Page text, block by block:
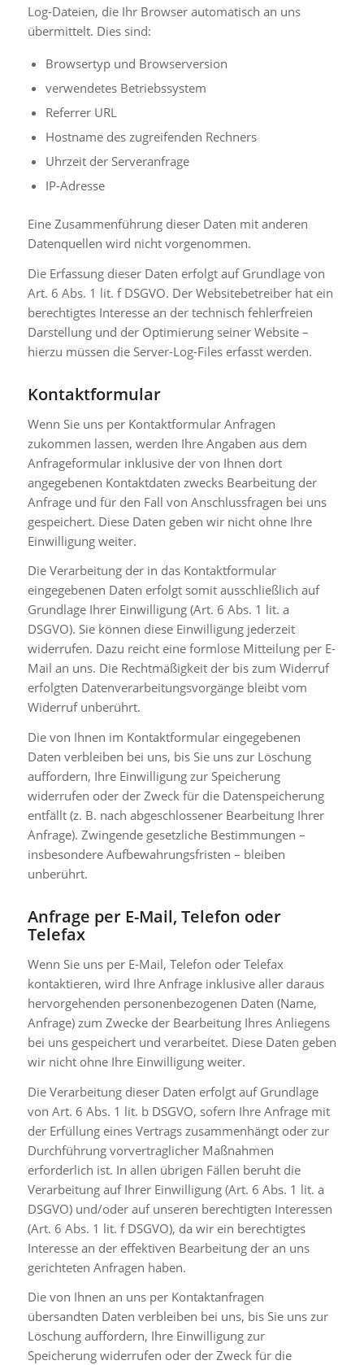
Log-Dateien, die Ihr Browser automatisch an uns
übermittelt. Dies sind:
Browsertyp und Browserversion
verwendetes Betriebssystem
Referrer URL
Hostname des zugreifenden Rechners
Uhrzeit der Serveranfrage
IP-Adresse
Eine Zusammenführung dieser Daten mit anderen
Datenquellen wird nicht vorgenommen.
Die Erfassung dieser Daten erfolgt auf Grundlage von
Art. 6 Abs. 1 lit. f DSGVO. Der Websitebetreiber hat ein
berechtigtes Interesse an der technisch fehlerfreien
Darstellung und der Optimierung seiner Website –
hierzu müssen die Server-Log-Files erfasst werden.
Kontaktformular
Wenn Sie uns per Kontaktformular Anfragen
zukommen lassen, werden Ihre Angaben aus dem
Anfrageformular inklusive der von Ihnen dort
angegebenen Kontaktdaten zwecks Bearbeitung der
Anfrage und für den Fall von Anschlussfragen bei uns
gespeichert. Diese Daten geben wir nicht ohne Ihre
Einwilligung weiter.
Die Verarbeitung der in das Kontaktformular
eingegebenen Daten erfolgt somit ausschließlich auf
Grundlage Ihrer Einwilligung (Art. 6 Abs. 1 lit. a
DSGVO). Sie können diese Einwilligung jederzeit
widerrufen. Dazu reicht eine formlose Mitteilung per E-
Mail an uns. Die Rechtmäßigkeit der bis zum Widerruf
erfolgten Datenverarbeitungsvorgänge bleibt vom
Widerruf unberührt.
Die von Ihnen im Kontaktformular eingegebenen
Daten verbleiben bei uns, bis Sie uns zur Löschung
auffordern, Ihre Einwilligung zur Speicherung
widerrufen oder der Zweck für die Datenspeicherung
entfällt (z. B. nach abgeschlossener Bearbeitung Ihrer
Anfrage). Zwingende gesetzliche Bestimmungen –
insbesondere Aufbewahrungsfristen – bleiben
unberührt.
Anfrage per E-Mail, Telefon oder
Telefax
Wenn Sie uns per E-Mail, Telefon oder Telefax
kontaktieren, wird Ihre Anfrage inklusive aller daraus
hervorgehenden personenbezogenen Daten (Name,
Anfrage) zum Zwecke der Bearbeitung Ihres Anliegens
bei uns gespeichert und verarbeitet. Diese Daten geben
wir nicht ohne Ihre Einwilligung weiter.
Die Verarbeitung dieser Daten erfolgt auf Grundlage
von Art. 6 Abs. 1 lit. b DSGVO, sofern Ihre Anfrage mit
der Erfüllung eines Vertrags zusammenhängt oder zur
Durchführung vorvertraglicher Maßnahmen
erforderlich ist. In allen übrigen Fällen beruht die
Verarbeitung auf Ihrer Einwilligung (Art. 6 Abs. 1 lit. a
DSGVO) und/oder auf unseren berechtigten Interessen
(Art. 6 Abs. 1 lit. f DSGVO), da wir ein berechtigtes
Interesse an der effektiven Bearbeitung der an uns
gerichteten Anfragen haben.
Die von Ihnen an uns per Kontaktanfragen
übersandten Daten verbleiben bei uns, bis Sie uns zur
Löschung auffordern, Ihre Einwilligung zur
Speicherung widerrufen oder der Zweck für die